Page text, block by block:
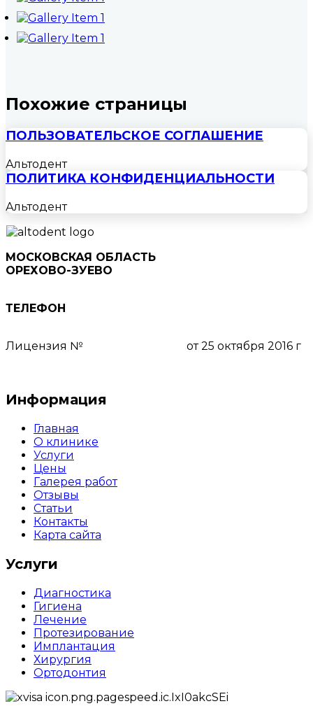
Похожие страницы
ПОЛЬЗОВАТЕЛЬСКОЕ СОГЛАШЕНИЕ
Альтодент
ПОЛИТИКА КОНФИДЕНЦИАЛЬНОСТИ
Альтодент
МОСКОВСКАЯ ОБЛАСТЬ
ОРЕХОВО-ЗУЕВО
ТЕЛЕФОН
Лицензия №
от 25 октября 2016 г
Информация
Главная
О клинике
Услуги
Цены
Галерея работ
Отзывы
Статьи
Контакты
Карта сайта
Услуги
Диагностика
Гигиена
Лечение
Протезирование
Имплантация
Хирургия
Ортодонтия